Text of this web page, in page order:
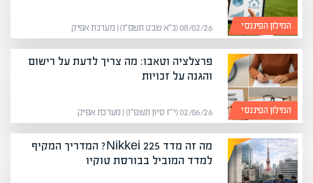
המילון הפיננסי 08/02/26 (כ״א שבט תשפ״ו) | מערכת אפיק
המילון הפיננסי
פרצלציה וטאבו: מה צריך לדעת על רישום
והגנה על זכויות
02/06/26 (י״ז סיון תשפ״ו) | מערכת אפיק
מה זה מדד Nikkei 225? המדריך המקיף
למדד המוביל בבורסת טוקיו